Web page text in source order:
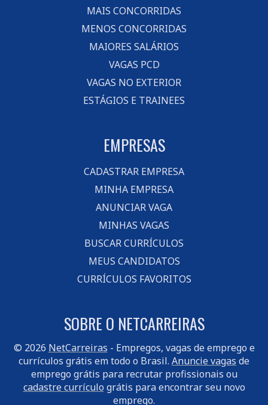
MAIS CONCORRIDAS
MENOS CONCORRIDAS
MAIORES SALÁRIOS
VAGAS PCD
VAGAS NO EXTERIOR
ESTÁGIOS E TRAINEES
EMPRESAS
CADASTRAR EMPRESA
MINHA EMPRESA
ANUNCIAR VAGA
MINHAS VAGAS
BUSCAR CURRÍCULOS
MEUS CANDIDATOS
CURRÍCULOS FAVORITOS
SOBRE O NETCARREIRAS
© 2026 NetCarreiras - Empregos, vagas de emprego e
currículos grátis em todo o Brasil. Anuncie vagas de
emprego grátis para recrutar profissionais ou
cadastre currículo grátis para encontrar seu novo
emprego.